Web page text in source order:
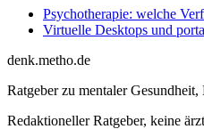
Psychotherapie: welche
Virtuelle Desktops und
denk.metho.de
Ratgeber zu mentaler
Redaktioneller Ratgeber, keine